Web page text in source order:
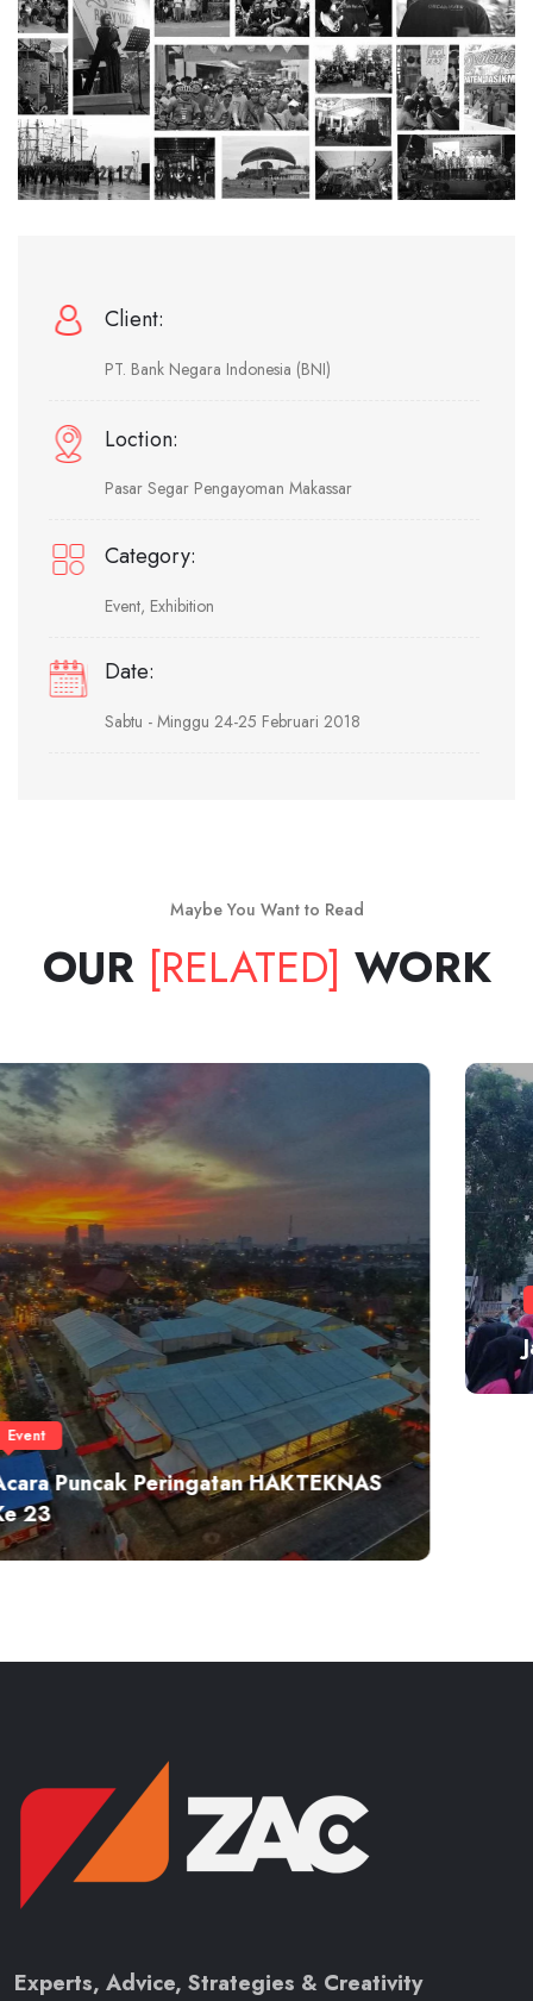
Client:
PT. Bank Negara Indonesia (BNI)
Loction:
Pasar Segar Pengayoman Makassar
Category:
Event, Exhibition
Date:
Sabtu - Minggu 24-25 Februari 2018
Maybe You Want to Read
OUR [RELATED] WORK
Event,Exhibition
Jalan Sehat HAKTEKNAS Ke 23
Experts, Advice, Strategies & Creativity